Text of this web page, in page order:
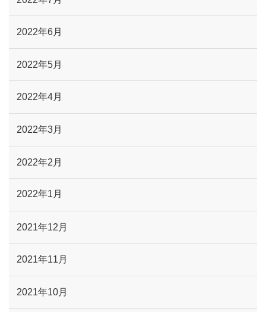
2022年6月
2022年5月
2022年4月
2022年3月
2022年2月
2022年1月
2021年12月
2021年11月
2021年10月